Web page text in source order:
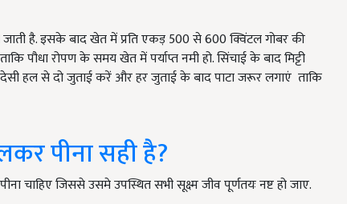
है. इसके बाद खेत में प्रति एकड़ 500 से 600 क्विंटल गोबर की
पौधा रोपण के समय खेत में पर्याप्त नमी हो. सिंचाई के बाद मिट्टी
हल से दो जुताई करें और हर जुताई के बाद पाटा जरूर लगाएं ताकि
पीना सही है?
चाहिए जिससे उसमे उपस्थित सभी सूक्ष्म जीव पूर्णतयः नष्ट हो जाए.